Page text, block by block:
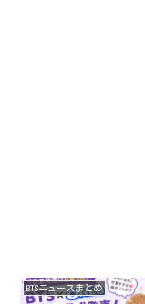
BTSニュースまとめ